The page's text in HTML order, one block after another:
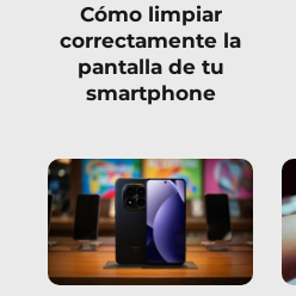
Cómo limpiar
correctamente la
pantalla de tu
smartphone